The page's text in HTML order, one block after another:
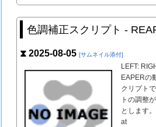
色調補正スクリプト -
⧗ 2025-08-05 [サムネイル添付]
LEFT:
EAPERの
クリプト
トの調整
とします
at